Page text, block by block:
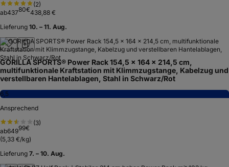
(2)
ab43780€438,88 €
Lieferung 10. – 11. Aug.
GORILLA SPORTS® Power Rack 154,5 x 164 x 214,5 cm,
multifunktionale Kraftstation mit Klimmzugstange, Kabelzug und
verstellbaren Hantelablagen, Stahl in Schwarz/Rot
6,5
Ansprechend
(3)
ab64999€
(5,33 €/kg)
Lieferung 7. – 10. Aug.